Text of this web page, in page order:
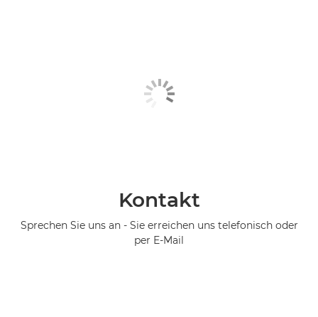
Kontakt
Sprechen Sie uns an - Sie erreichen uns telefonisch oder
per E-Mail